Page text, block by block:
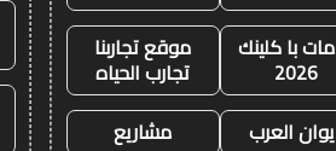
با كلينك
2026
موقع تجاربنا
تجارب الحياه
العرب
مشاريع